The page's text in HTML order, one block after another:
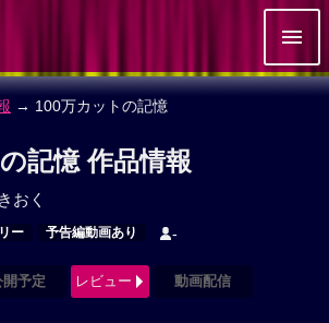
→ 100万カットの記憶
記憶 作品情報
おく
ー 予告編動画あり -
予定 レビュー 動画配信